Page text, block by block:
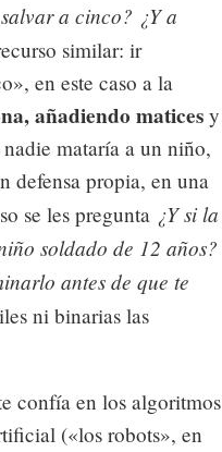
a cinco? ¿Y a
similar: ir
en este caso a la
añadiendo matices y
mataría a un niño,
defensa propia, en una
se les pregunta ¿Y si la
soldado de 12 años?
antes de que te
ni binarias las
confía en los algoritmos
(«los robots», en